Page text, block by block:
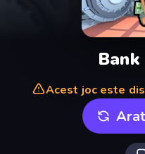
Acest joc este